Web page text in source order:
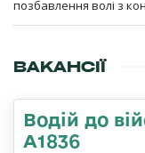
позбавлення волі з
ВАКАНСІЇ
Водій до
А1836